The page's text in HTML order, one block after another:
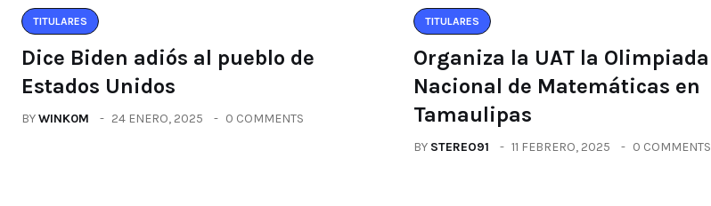
TITULARES
Dice Biden adiós al pueblo de
Estados Unidos
BYWINK0M 24 ENERO, 2025 0 COMMENTS
TITULARES
Organiza la UAT la Olimpiada
Nacional de Matemáticas en
Tamaulipas
BY STEREO91 11 FEBRERO, 2025 0 COMMENTS